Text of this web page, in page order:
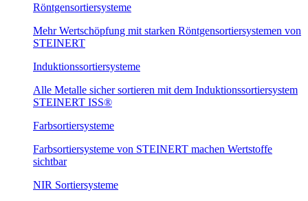
Röntgensortiersysteme
Mehr Wertschöpfung mit starken Röntgensortiersystemen von
STEINERT
Induktionssortiersysteme
Alle Metalle sicher sortieren mit dem Induktionssortiersystem
STEINERT ISS®
Farbsortiersysteme
Farbsortiersysteme von STEINERT machen Wertstoffe
sichtbar
NIR Sortiersysteme